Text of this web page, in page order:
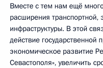
Вместе с тем нам ещё
расширения транспортной,
инфраструктуры. В этой
действие
экономическое развитие
Севастополя», увеличить